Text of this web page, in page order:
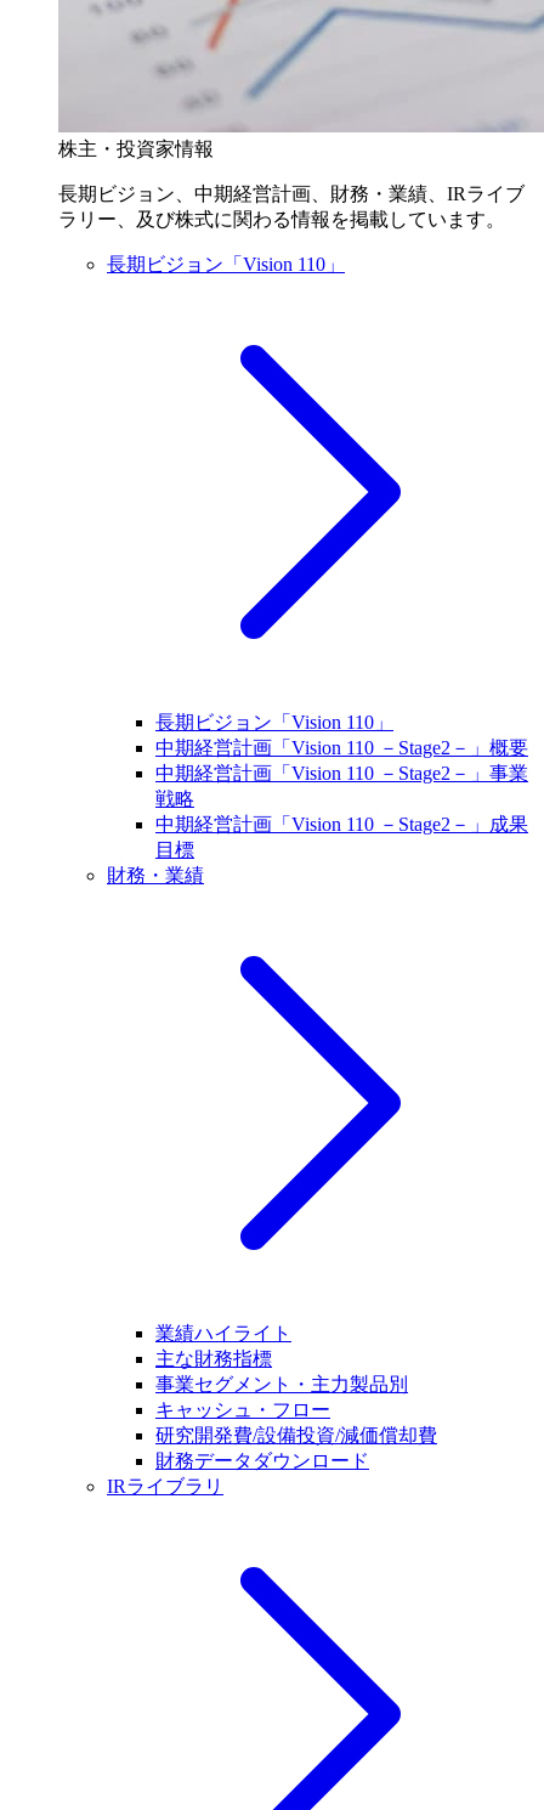
株主・投資家情報
長期ビジョン、中期経営計画、財務・業績、IRライブ
ラリー、及び株式に関わる情報を掲載しています。
長期ビジョン「Vision 110」
長期ビジョン「Vision 110」
中期経営計画「Vision 110 －Stage2－」概要
中期経営計画「Vision 110 －Stage2－」事業
戦略
中期経営計画「Vision 110 －Stage2－」成果
目標
財務・業績
業績ハイライト
主な財務指標
事業セグメント・主力製品別
キャッシュ・フロー
研究開発費/設備投資/減価償却費
財務データダウンロード
IRライブラリ